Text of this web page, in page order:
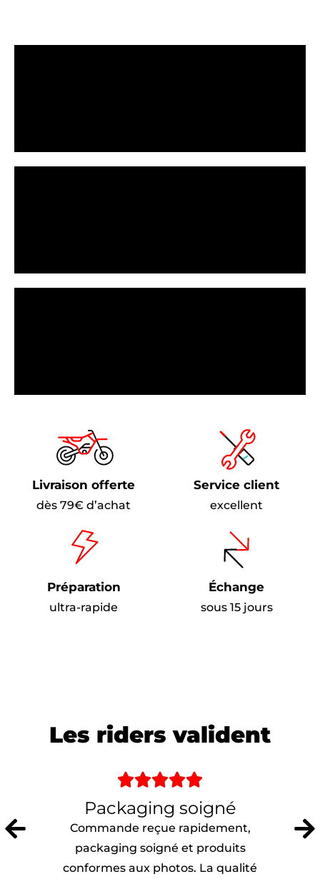
Livraison offerte
dès 79€ d’achat
Service client
excellent
Préparation
ultra-rapide
Échange
sous 15 jours
Les riders valident

Packaging soigné
Commande reçue rapidement,
packaging soigné et produits
conformes aux photos. La qualité